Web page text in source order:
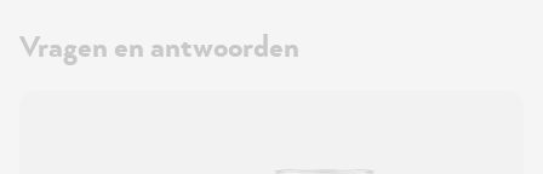
Vragen en antwoorden